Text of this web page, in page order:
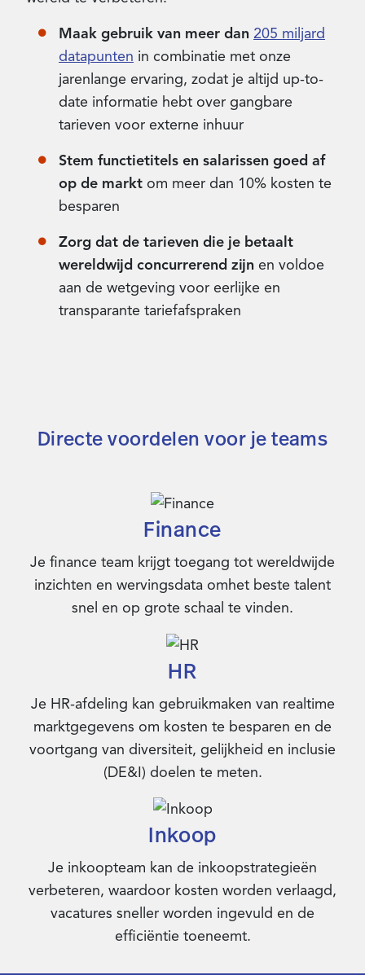
Maak gebruik van meer dan 205 miljard
datapunten in combinatie met onze
jarenlange ervaring, zodat je altijd up-to-
date informatie hebt over gangbare
tarieven voor externe inhuur
Stem functietitels en salarissen goed af
op de markt om meer dan 10% kosten te
besparen
Zorg dat de tarieven die je betaalt
wereldwijd concurrerend zijn en voldoe
aan de wetgeving voor eerlijke en
transparante tariefafspraken
Directe voordelen voor je teams
Finance
Je finance team krijgt toegang tot wereldwijde
inzichten en wervingsdata omhet beste talent
snel en op grote schaal te vinden.
HR
Je HR-afdeling kan gebruikmaken van realtime
marktgegevens om kosten te besparen en de
voortgang van diversiteit, gelijkheid en inclusie
(DE&I) doelen te meten.
Inkoop
Je inkoopteam kan de inkoopstrategieën
verbeteren, waardoor kosten worden verlaagd,
vacatures sneller worden ingevuld en de
efficiëntie toeneemt.